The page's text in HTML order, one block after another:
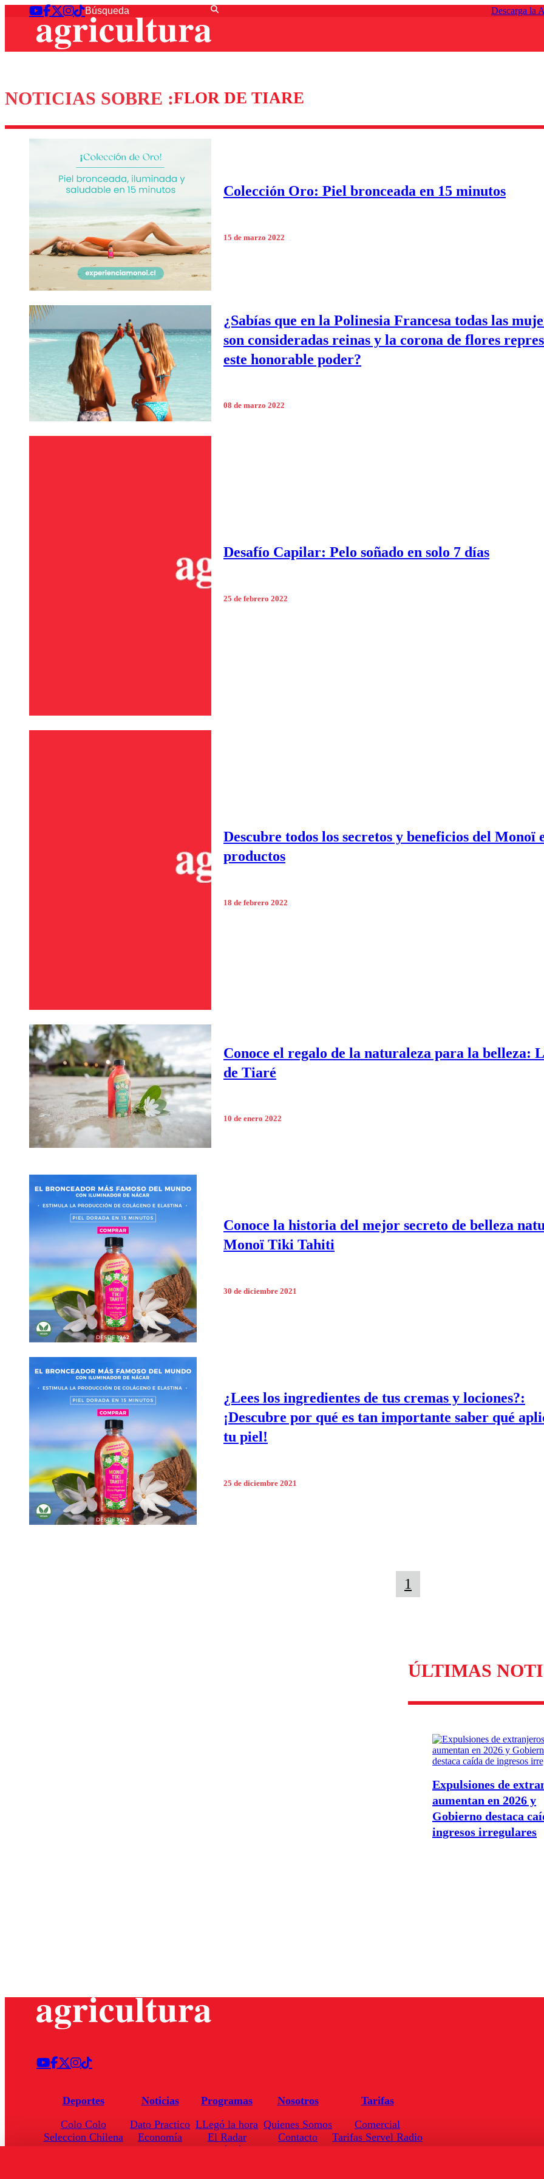
Descarga la
NOTICIAS SOBRE :FLOR DE TIARE
Colección Oro: Piel bronceada en 15 minutos
15 de marzo 2022
¿Sabías que en la Polinesia Francesa todas las
son consideradas reinas y la corona de flores
este honorable poder?
08 de marzo 2022
Desafío Capilar: Pelo soñado en solo 7 días
25 de febrero 2022
Descubre todos los secretos y beneficios del Monoï
productos
18 de febrero 2022
Conoce el regalo de la naturaleza para la belleza:
de Tiaré
10 de enero 2022
Conoce la historia del mejor secreto de belleza
Monoï Tiki Tahiti
30 de diciembre 2021
¿Lees los ingredientes de tus cremas y lociones?:
¡Descubre por qué es tan importante saber qué
tu piel!
25 de diciembre 2021
1
ÚLTIMAS
Expulsiones de
aumentan en 2026 y
Gobierno destaca
ingresos irregulares
Deportes
Colo Colo
Seleccion Chilena
Noticias
Dato Practico
Economía
Programas
LLegó la hora
El Radar
Enfoqué Público
Nosotros
Quienes Somos
Contacto
Tarifas
Comercial
Tarifas Servel Radio